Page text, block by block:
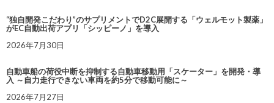
“独自開発こだわり”のサプリメントでD2C展開する「ウェルモット製薬」
がEC自動出荷アプリ「シッピーノ」を導入
2026年7月30日
自動車船の荷役中断を抑制する自動車移動用「スケーター」を開発・導
入 ～自力走行できない車両を約5分で移動可能に～
2026年7月27日